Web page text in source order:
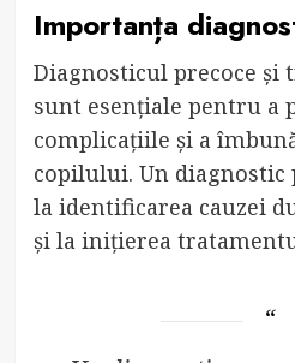
Importanța
Diagnosticul precoce și
sunt esențiale pentru a
complicațiile și a
copilului. Un diagnostic
la identificarea cauzei
și la inițierea